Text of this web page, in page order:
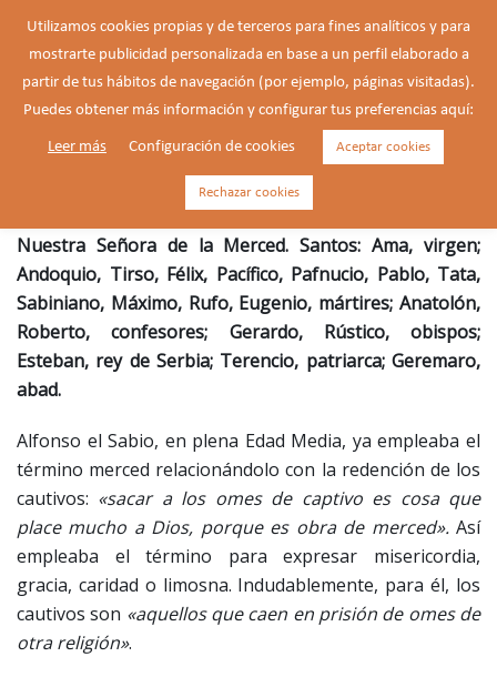
Nuestra Señora de la Merced
Nuestra Señora de la Merced. Santos: Ama, virgen;
Andoquio, Tirso, Félix, Pacífico, Pafnucio, Pablo, Tata,
Sabiniano, Máximo, Rufo, Eugenio, mártires; Anatolón,
Roberto, confesores; Gerardo, Rústico, obispos;
Esteban, rey de Serbia; Terencio, patriarca; Geremaro,
abad.
Alfonso el Sabio, en plena Edad Media, ya empleaba el
término merced relacionándolo con la redención de los
cautivos: «sacar a los omes de captivo es cosa que
place mucho a Dios, porque es obra de merced». Así
empleaba el término para expresar misericordia,
gracia, caridad o limosna. Indudablemente, para él, los
cautivos son «aquellos que caen en prisión de omes de
otra religión».
Utilizamos cookies propias y de terceros para fines analíticos y para
mostrarte publicidad personalizada en base a un perfil elaborado a
partir de tus hábitos de navegación (por ejemplo, páginas visitadas).
Puedes obtener más información y configurar tus preferencias aquí:
Leer más Configuración de cookies Aceptar cookies
Rechazar cookies